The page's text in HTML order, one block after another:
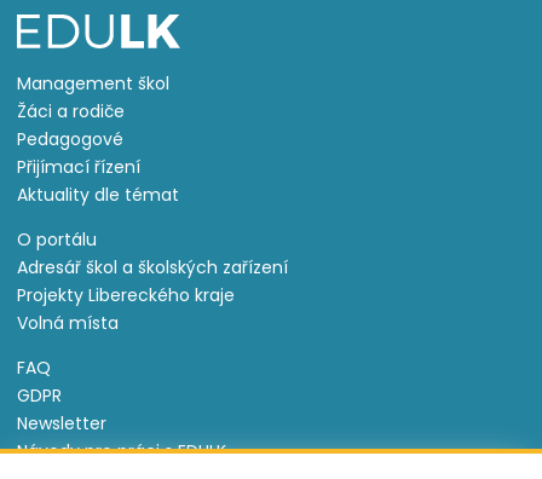
Management škol
Žáci a rodiče
Pedagogové
Přijímací řízení
Aktuality dle témat
O portálu
Adresář škol a školských zařízení
Projekty Libereckého kraje
Volná místa
FAQ
GDPR
Newsletter
Návody pro práci s EDULK